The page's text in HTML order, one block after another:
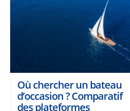
Où chercher un bateau
d’occasion ? Comparatif
des plateformes